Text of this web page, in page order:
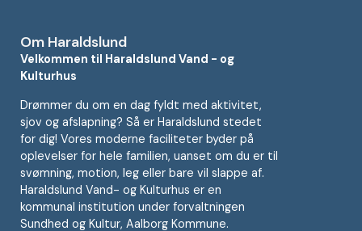
Om Haraldslund
Velkommen til Haraldslund Vand - og
Kulturhus
Drømmer du om en dag fyldt med aktivitet,
sjov og afslapning? Så er Haraldslund stedet
for dig! Vores moderne faciliteter byder på
oplevelser for hele familien, uanset om du er til
svømning, motion, leg eller bare vil slappe af.
Haraldslund Vand- og Kulturhus er en
kommunal institution under forvaltningen
Sundhed og Kultur, Aalborg Kommune.